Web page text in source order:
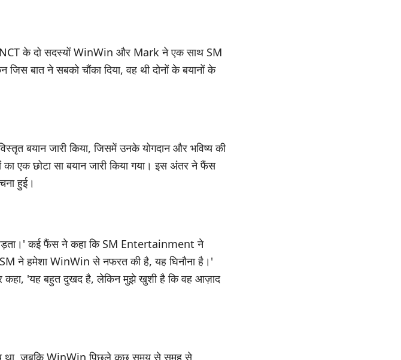
के दो सदस्यों WinWin और Mark ने एक साथ SM
बात ने सबको चौंका दिया, वह थी दोनों के बयानों के
बयान जारी किया, जिसमें उनके योगदान और भविष्य की
एक छोटा सा बयान जारी किया गया। इस अंतर ने फैंस
हुई।
पड़ता।' कई फैंस ने कहा कि SM Entertainment ने
ने हमेशा WinWin से नफरत की है, यह घिनौना है।'
'यह बहुत दुखद है, लेकिन मुझे खुशी है कि वह आज़ाद